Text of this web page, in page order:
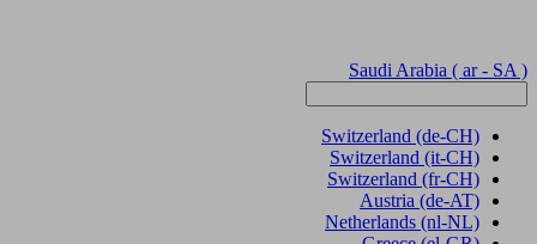
Saudi Arabia ( ar - SA )
Switzerland (de-CH)
Switzerland (it-CH)
Switzerland (fr-CH)
Austria (de-AT)
Netherlands (nl-NL)